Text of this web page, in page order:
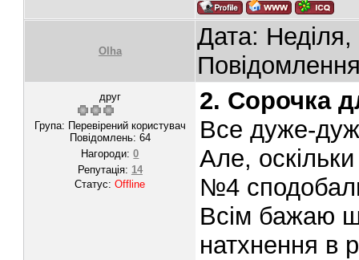
Olha
Дата:
друг
Група: Перевірений користувач
Повідомлень: 64
Нагороди:0
Репутація: 14
Статус:Offline
2. Сорочка
Все дуже-
Але,
№4
Всім бажаю
натхнення в